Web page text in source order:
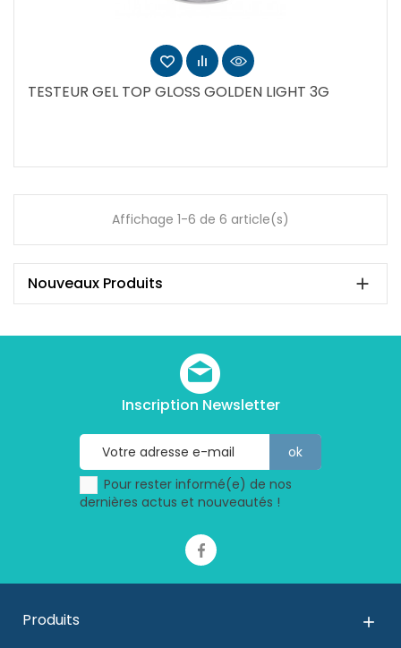
TESTEUR GEL TOP GLOSS GOLDEN LIGHT 3G
Affichage 1-6 de 6 article(s)
Nouveaux Produits 
Inscription Newsletter
Pour rester informé(e) de nos
dernières actus et nouveautés !
Produits 